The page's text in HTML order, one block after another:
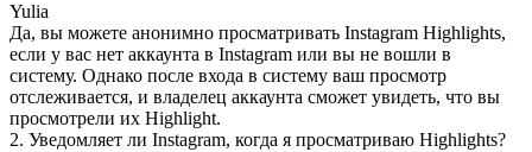
Yulia
Да, вы можете анонимно просматривать Instagram Highlights,
если у вас нет аккаунта в Instagram или вы не вошли в
систему. Однако после входа в систему ваш просмотр
отслеживается, и владелец аккаунта сможет увидеть, что вы
просмотрели их Highlight.
2. Уведомляет ли Instagram, когда я просматриваю Highlights?